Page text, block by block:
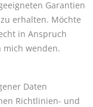
Garantien
erhalten. Möchte
in Anspruch
mich wenden.
Daten
Richtlinien- und